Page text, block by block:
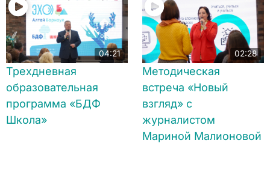
04:21
Трехдневная
образовательная
программа «БДФ
Школа»
02:28
Методическая
встреча «Новый
взгляд» с
журналистом
Мариной Малионовой